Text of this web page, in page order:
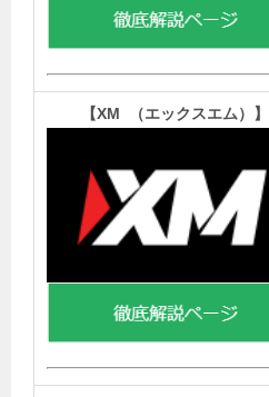
【XM （エックスエム） 】